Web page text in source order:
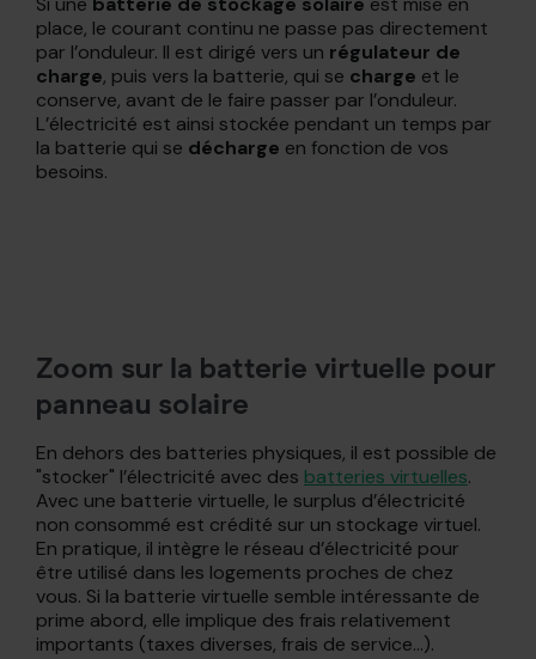
place, le courant continu ne passe pas directement
par l’onduleur. Il est dirigé vers un régulateur de
charge, puis vers la batterie, qui se charge et le
conserve, avant de le faire passer par l’onduleur.
L’électricité est ainsi stockée pendant un temps par
la batterie qui se décharge en fonction de vos
besoins.
Zoom sur la batterie virtuelle pour
panneau solaire
En dehors des batteries physiques, il est possible de
"stocker" l’électricité avec des batteries virtuelles.
Avec une batterie virtuelle, le surplus d’électricité
non consommé est crédité sur un stockage virtuel.
En pratique, il intègre le réseau d’électricité pour
être utilisé dans les logements proches de chez
vous. Si la batterie virtuelle semble intéressante de
prime abord, elle implique des frais relativement
importants (taxes diverses, frais de service...).